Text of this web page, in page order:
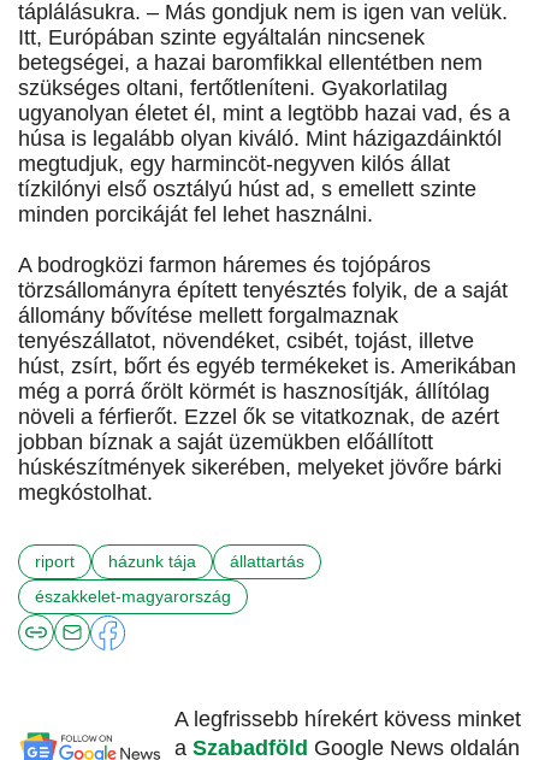
táplálásukra. – Más gondjuk nem is igen van velük.
Itt, Európában szinte egyáltalán nincsenek
betegségei, a hazai baromfikkal ellentétben nem
szükséges oltani, fertőtleníteni. Gyakorlatilag
ugyanolyan életet él, mint a legtöbb hazai vad, és a
húsa is legalább olyan kiváló. Mint házigazdáinktól
megtudjuk, egy harmincöt-negyven kilós állat
tízkilónyi első osztályú húst ad, s emellett szinte
minden porcikáját fel lehet használni.
A bodrogközi farmon háremes és tojópáros
törzsállományra épített tenyésztés folyik, de a saját
állomány bővítése mellett forgalmaznak
tenyészállatot, növendéket, csibét, tojást, illetve
húst, zsírt, bőrt és egyéb termékeket is. Amerikában
még a porrá őrölt körmét is hasznosítják, állítólag
növeli a férfierőt. Ezzel ők se vitatkoznak, de azért
jobban bíznak a saját üzemükben előállított
húskészítmények sikerében, melyeket jövőre bárki
megkóstolhat.
riport házunk tája
állattartás
északkelet-magyarország
A legfrissebb hírekért kövess minket
a Szabadföld Google News oldalán